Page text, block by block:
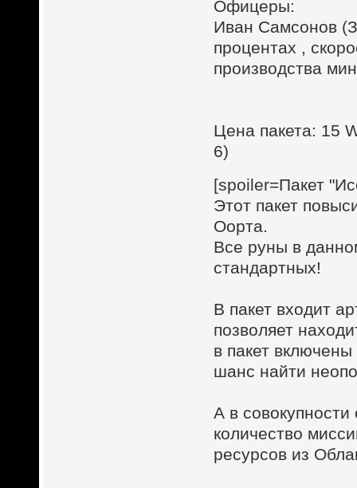
Офицеры:
Иван Самсонов
процентах ,
производства
Цена пакета: 15
6)
[spoiler=Пакет
Этот пакет
Оорта.
Все руны в
стандартных!
В пакет входит
позволяет
в пакет
шанс найти
А в
количество
ресурсов из